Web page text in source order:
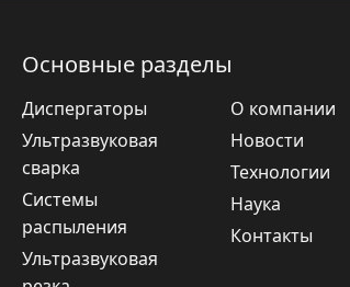
Основные разделы
Диспергаторы
Ультразвуковая
сварка
Системы
распыления
Ультразвуковая
О компании
Новости
Технологии
Наука
Контакты